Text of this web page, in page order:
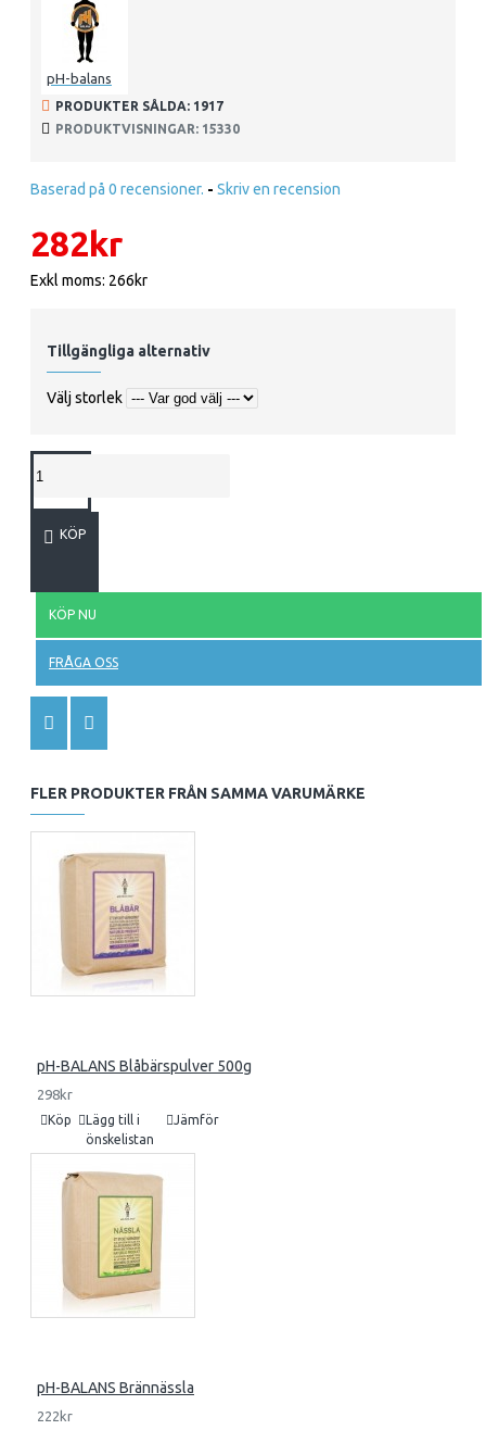
pH-balans
PRODUKTER SÅLDA: 1917
PRODUKTVISNINGAR: 15330
Baserad på 0 recensioner. - Skriv en recension
282kr
Exkl moms: 266kr
Tillgängliga alternativ
Välj storlek
KÖP
KÖP NU
FRÅGA OSS
FLER PRODUKTER FRÅN SAMMA VARUMÄRKE
pH-BALANS Blåbärspulver 500g
298kr
Köp
Lägg till i
önskelistan
Jämför
pH-BALANS Brännässla
222kr